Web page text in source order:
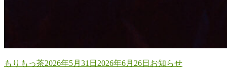
投
もりもっ茶投
2026年5月31日 2026年6月26日 カ
お知らせ